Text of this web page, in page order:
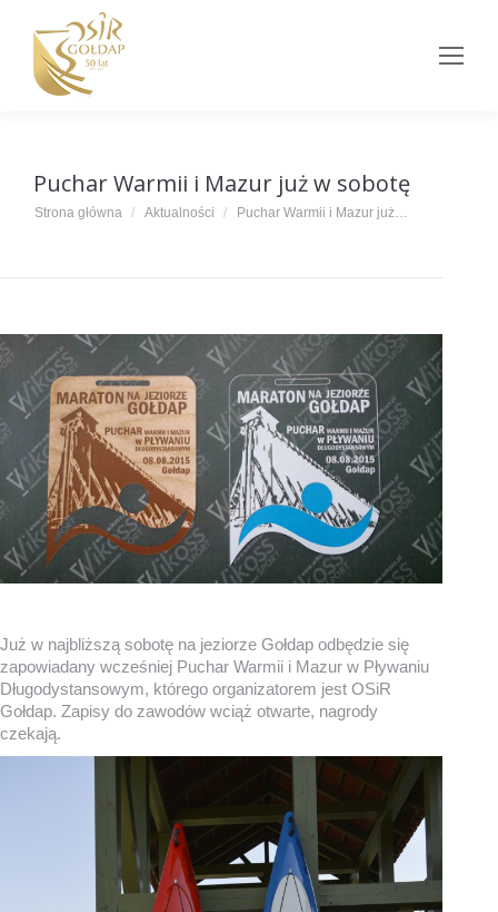
Puchar Warmii i Mazur już w sobotę
Jesteś tutaj:
Strona główna Aktualności Puchar Warmii i Mazur już…
Już w najbliższą sobotę na jeziorze Gołdap odbędzie się
zapowiadany wcześniej Puchar Warmii i Mazur w Pływaniu
Długodystansowym, którego organizatorem jest OSiR
Gołdap. Zapisy do zawodów wciąż otwarte, nagrody
czekają.